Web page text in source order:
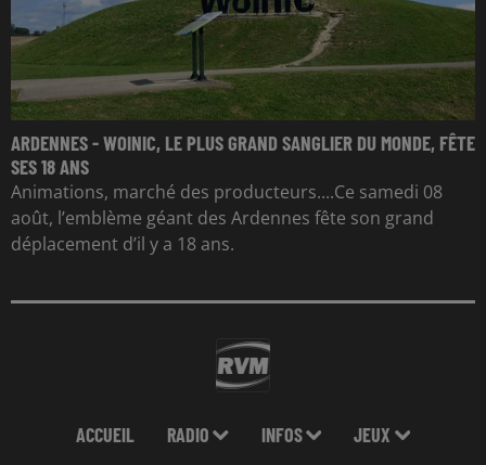
ARDENNES - WOINIC, LE PLUS GRAND SANGLIER DU MONDE, FÊTE
SES 18 ANS
Animations, marché des producteurs....Ce samedi 08
août, l’emblème géant des Ardennes fête son grand
déplacement d’il y a 18 ans.
ACCUEIL RADIO INFOS JEUX